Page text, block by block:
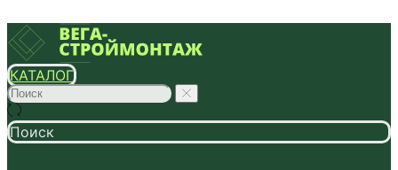
КАТАЛОГ
Поиск